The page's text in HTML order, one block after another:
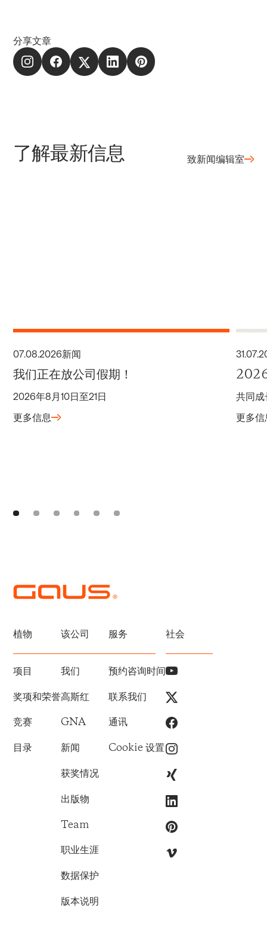
分享文章
了解最新信息 致新闻编辑室
07.08.2026新闻
我们正在放公司假期！
2026年8月10日至21日
更多信息
31.07.
共同
更多信
植物
项目
奖项和荣誉
竞赛
目录
该公司
我们
高斯红
GNA
新闻
获奖情况
出版物
Team
职业生涯
数据保护
版本说明
服务
预约咨询时间
联系我们
通讯
Cookie 设置
社会